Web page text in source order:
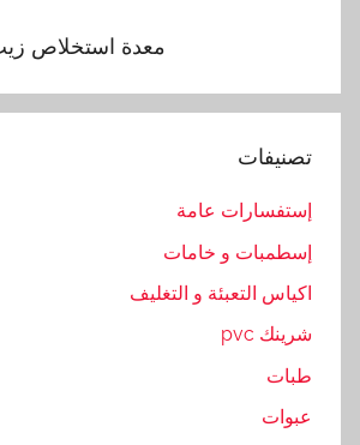
معدة استخلاص زيت
تصنيفات
إستفسارات عامة
إسطمبات و خامات
اكياس التعبئة و التغليف
شرينك pvc
طبات
عبوات